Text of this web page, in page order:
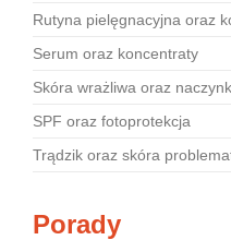
Rutyna pielęgnacyjna oraz
Serum oraz koncentraty
Skóra wrażliwa oraz
SPF oraz fotoprotekcja
Trądzik oraz skóra
Porady